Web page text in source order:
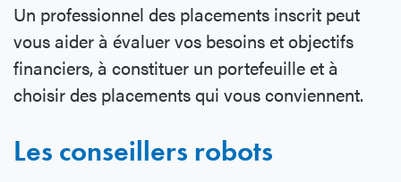
Un professionnel des placements inscrit peut
vous aider à évaluer vos besoins et objectifs
financiers, à constituer un portefeuille et à
choisir des placements qui vous conviennent.
Les conseillers robots